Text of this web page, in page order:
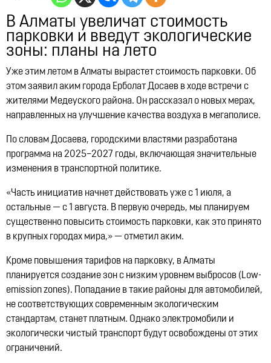
В Алматы увеличат стоимость
парковки и введут экологические
зоны: планы на лето
Уже этим летом в Алматы вырастет стоимость парковки. Об
этом заявил аким города Ерболат Досаев в ходе встречи с
жителями Медеуского района. Он рассказал о новых мерах,
направленных на улучшение качества воздуха в мегаполисе.
По словам Досаева, городскими властями разработана
программа на 2025–2027 годы, включающая значительные
изменения в транспортной политике.
«Часть инициатив начнет действовать уже с 1 июля, а
остальные — с 1 августа. В первую очередь, мы планируем
существенно повысить стоимость парковки, как это принято
в крупных городах мира,» — отметил аким.
Кроме повышения тарифов на парковку, в Алматы
планируется создание зон с низким уровнем выбросов (Low-
emission zones). Попадание в такие районы для автомобилей,
не соответствующих современным экологическим
стандартам, станет платным. Однако электромобили и
экологически чистый транспорт будут освобождены от этих
ограничений.
12:21, 14.07.2026 10322